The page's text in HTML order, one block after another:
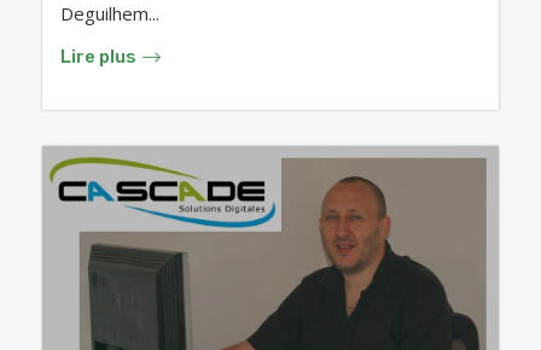
Deguilhem...
Lire plus